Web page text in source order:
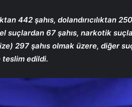
442 şahıs, dolandırıcılıktan
suçlardan 67 şahıs, narkotik
297 şahıs olmak üzere, diğer
edildi.